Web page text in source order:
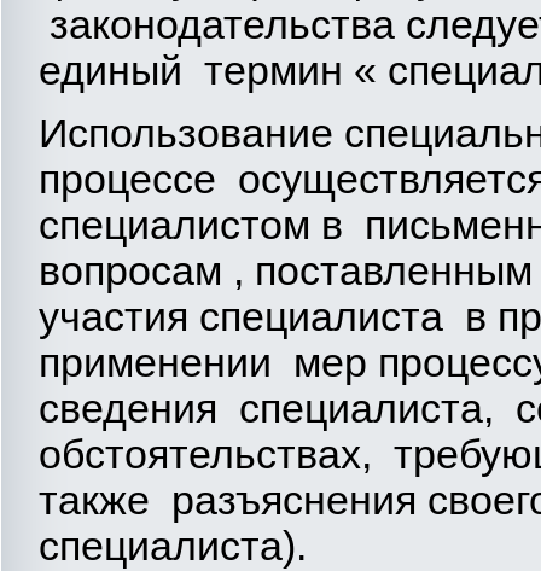
законодательства
единый термин «
Использование
процессе
специалистом в
вопросам ,
участия специалиста в
применении мер
сведения специалиста,
обстоятельствах,
также разъяснения
специалиста).